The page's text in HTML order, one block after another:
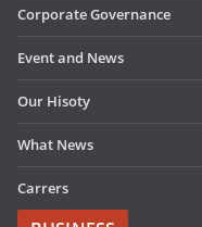
Corporate Governance
Event and News
Our Hisoty
What News
Carrers